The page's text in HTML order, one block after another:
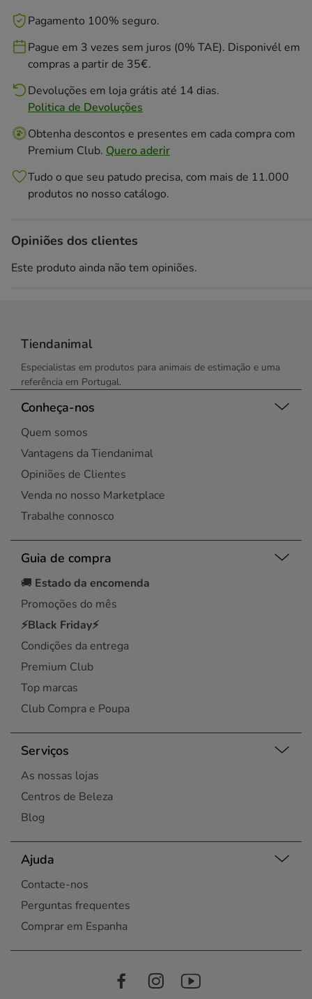
Pagamento 100% seguro.
Pague em 3 vezes sem juros (0% TAE). Disponivél em
compras a partir de 35€.
Devoluções em loja grátis até 14 dias.
Politica de Devoluções
Obtenha descontos e presentes em cada compra com
Premium Club. Quero aderir
Tudo o que seu patudo precisa, com mais de 11.000
produtos no nosso catálogo.
Opiniões dos clientes
Este produto ainda não tem opiniões.
Tiendanimal
Especialistas em produtos para animais de estimação e uma
referência em Portugal.
Conheça-nos
Quem somos
Vantagens da Tiendanimal
Opiniões de Clientes
Venda no nosso Marketplace
Trabalhe connosco
Guia de compra
🚚 Estado da encomenda
Promoções do mês
⚡Black Friday⚡
Condições da entrega
Premium Club
Top marcas
Club Compra e Poupa
Serviços
As nossas lojas
Centros de Beleza
Blog
Ajuda
Contacte-nos
Perguntas frequentes
Comprar em Espanha